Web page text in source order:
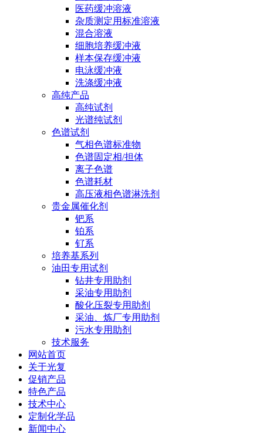
医药缓冲溶液
杂质测定用标准溶液
混合溶液
细胞培养缓冲液
样本保存缓冲液
电泳缓冲液
洗涤缓冲液
高纯产品
高纯试剂
光谱纯试剂
色谱试剂
气相色谱标准物
色谱固定相/担体
离子色谱
色谱耗材
高压液相色谱淋洗剂
贵金属催化剂
钯系
铂系
钌系
培养基系列
油田专用试剂
钻井专用助剂
采油专用助剂
酸化压裂专用助剂
采油、炼厂专用助剂
污水专用助剂
技术服务
网站首页
关于光复
促销产品
特色产品
技术中心
定制化学品
新闻中心